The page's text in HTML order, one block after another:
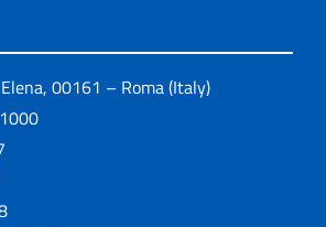
00161 – Roma (Italy)